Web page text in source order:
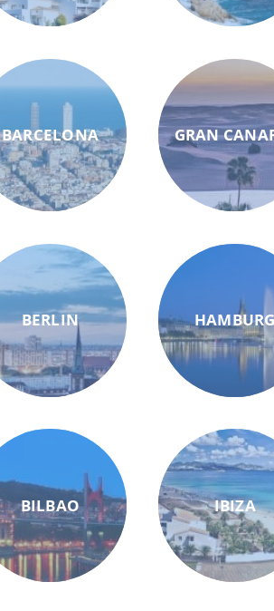
BARCELONA
BERLIN
BILBAO
GRAN
HAMBURG
IBIZA